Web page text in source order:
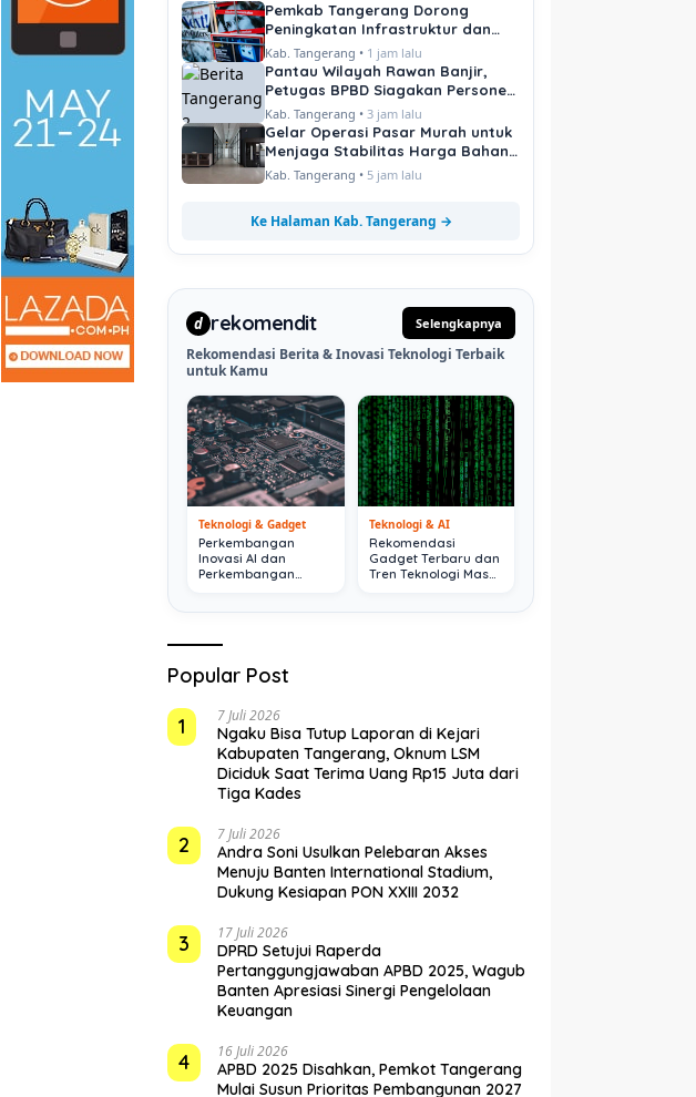
Pemkab Tangerang Dorong
Peningkatan Infrastruktur dan
Pelayanan Publik
Kab. Tangerang • 1 jam lalu
Pantau Wilayah Rawan Banjir,
Petugas BPBD Siagakan Personel
di Titik Kritis
Kab. Tangerang •3 jam lalu
Gelar Operasi Pasar Murah untuk
Menjaga Stabilitas Harga Bahan
Pokok
Kab. Tangerang • 5 jam lalu
Ke Halaman Kab. Tangerang →
d rekomendit Selengkapnya
Rekomendasi Berita & Inovasi Teknologi Terbaik
untuk Kamu
Teknologi & Gadget
Perkembangan
Inovasi AI dan
Perkembangan
Teknologi & AI
Rekomendasi
Gadget Terbaru dan
Tren Teknologi Masa
Popular Post
1
7 Juli 2026
Ngaku Bisa Tutup Laporan di Kejari
Kabupaten Tangerang, Oknum LSM
Diciduk Saat Terima Uang Rp15 Juta dari
Tiga Kades
2 7 Juli 2026
Andra Soni Usulkan Pelebaran Akses
Menuju Banten International Stadium,
Dukung Kesiapan PON XXIII 2032
3 17 Juli 2026
DPRD Setujui Raperda
Pertanggungjawaban APBD 2025, Wagub
Banten Apresiasi Sinergi Pengelolaan
Keuangan
4 16 Juli 2026
APBD 2025 Disahkan, Pemkot Tangerang
Mulai Susun Prioritas Pembangunan 2027